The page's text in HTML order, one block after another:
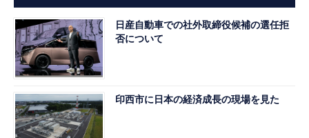
日産自動車での社外取締役候補の選任拒
否について
印西市に日本の経済成長の現場を見た